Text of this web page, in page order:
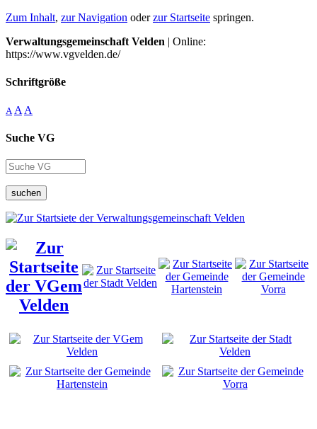
Zum Inhalt, zur Navigation oderzur Startseite springen.
Verwaltungsgemeinschaft Velden | Online:
https://www.vgvelden.de/
Schriftgröße
A A A
Suche VG
suchen